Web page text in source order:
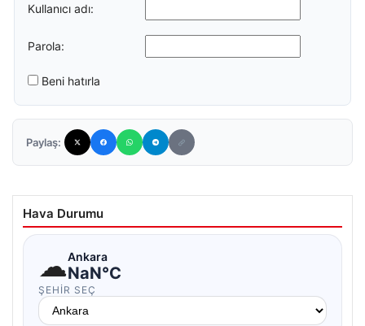
Kullanıcı adı:
Parola:
Beni hatırla
Paylaş:
Hava Durumu
☁Ankara
NaN°C
ŞEHIR SEÇ